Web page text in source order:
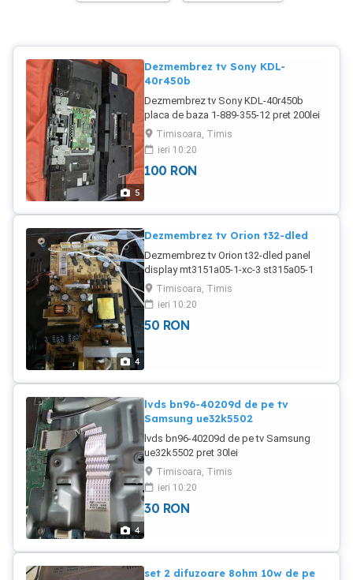
5
Dezmembrez tv Sony KDL-
40r450b
Dezmembrez tv Sony KDL-40r450b
placa de baza 1-889-355-12 pret 200lei
set 2 difuzoare 1-858-963-41 pret 30lei
talpa picior suport pret 30lei
Timisoara, Timis
ieri 10:20
100 RON
4
Dezmembrez tv Orion t32-dled
Dezmembrez tv Orion t32-dled panel
display mt3151a05-1-xc-3 st315a05-1
pret 70lei -are zgarieturi pe mijloc set 2
difuzoare 8ohm 10w pret 30lei sursa
er961s pret 50lei
Timisoara, Timis
ieri 10:20
50 RON
4
lvds bn96-40209d de pe tv
Samsung ue32k5502
lvds bn96-40209d de pe tv Samsung
ue32k5502 pret 30lei
Timisoara, Timis
ieri 10:20
30 RON
set 2 difuzoare 8ohm 10w de pe